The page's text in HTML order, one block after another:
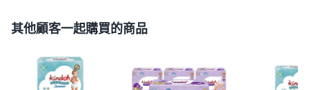
其他顧客一起購買的商品